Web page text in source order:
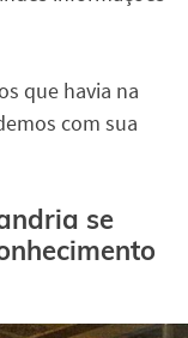
que havia na
com sua
se